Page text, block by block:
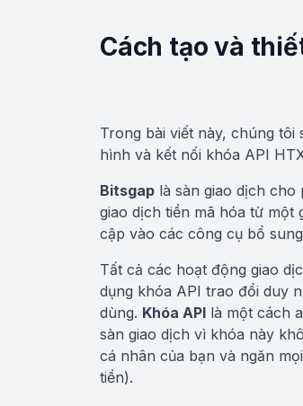
Cách tạo và
Trong bài viết này, chúng
hình và kết nối khóa API
Bitsgap là sàn giao dịch cho
giao dịch tiền mã hóa từ một
cập vào các công cụ bổ
Tất cả các hoạt động giao
dụng khóa API trao đổi duy
dùng. Khóa API là một cách
sàn giao dịch vì khóa này
cá nhân của bạn và ngăn
tiền).